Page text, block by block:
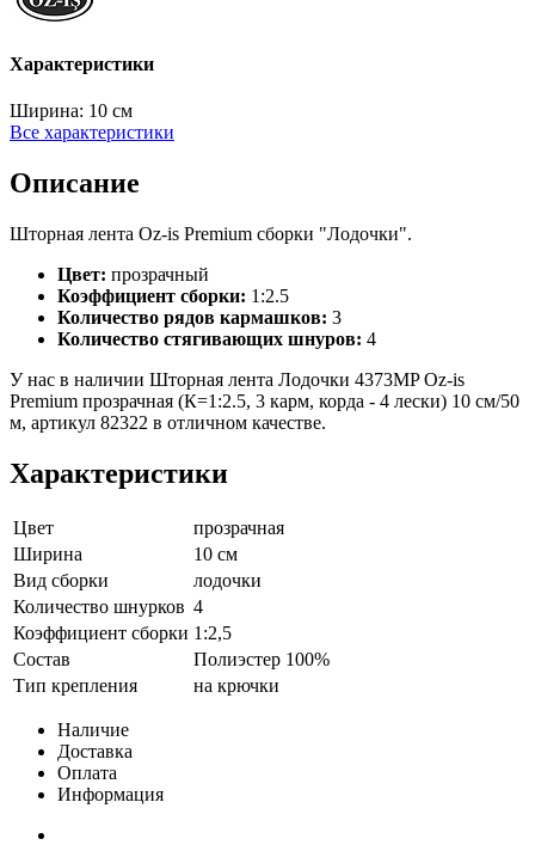
Характеристики
Ширина: 10 см
Все характеристики
Описание
Шторная лента Oz-is Premium сборки "Лодочки".
Цвет: прозрачный
Коэффициент сборки: 1:2.5
Количество рядов кармашков: 3
Количество стягивающих шнуров: 4
У нас в наличии Шторная лента Лодочки 4373MP Oz-is
Premium прозрачная (К=1:2.5, 3 карм, корда - 4 лески) 10 см/50
м, артикул 82322 в отличном качестве.
Характеристики
Цвет
прозрачная
Ширина
10 см
Вид сборки
лодочки
Количество шнурков 4
Коэффициент сборки 1:2,5
Состав
Полиэстер 100%
Тип крепления
на крючки
Наличие
Доставка
Оплата
Информация